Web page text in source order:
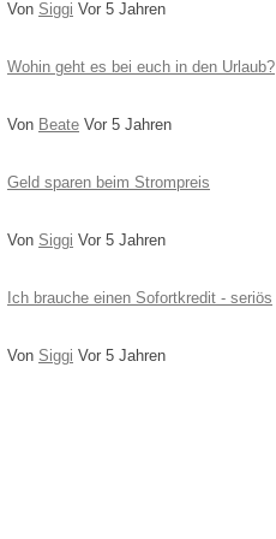
Von Siggi Vor 5 Jahren
Wohin geht es bei euch in den Urlaub?
Von Beate Vor 5 Jahren
Geld sparen beim Strompreis
Von Siggi Vor 5 Jahren
Ich brauche einen Sofortkredit - seriös
Von Siggi Vor 5 Jahren